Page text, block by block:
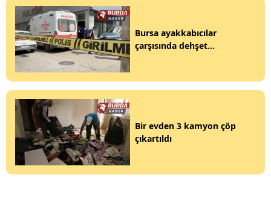
Bursa ayakkabıcılar
çarşısında dehşet...
Bir evden 3 kamyon çöp
çıkartıldı